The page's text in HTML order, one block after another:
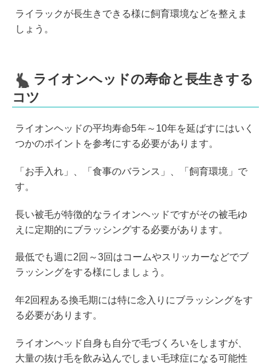
ライラックが長生きできる様に飼育環境などを整えま
しょう。
ライオンヘッドの寿命と長生きする
コツ
ライオンヘッドの平均寿命5年～10年を延ばすにはいく
つかのポイントを参考にする必要があります。
「お手入れ」、「食事のバランス」、「飼育環境」で
す。
長い被毛が特徴的なライオンヘッドですがその被毛ゆ
えに定期的にブラッシングする必要があります。
最低でも週に2回～3回はコームやスリッカーなどでブ
ラッシングをする様にしましょう。
年2回程ある換毛期には特に念入りにブラッシングをす
る必要があります。
ライオンヘッド自身も自分で毛づくろいをしますが、
大量の抜け毛を飲み込んでしまい毛球症になる可能性